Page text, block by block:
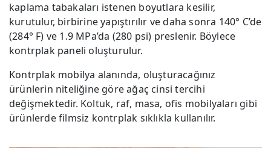
kaplama tabakaları istenen boyutlara kesilir,
kurutulur, birbirine yapıştırılır ve daha sonra 140° C’de
(284° F) ve 1.9 MPa’da (280 psi) preslenir. Böylece
kontrplak paneli oluşturulur.
Kontrplak mobilya alanında, oluşturacağınız
ürünlerin niteliğine göre ağaç cinsi tercihi
değişmektedir. Koltuk, raf, masa, ofis mobilyaları gibi
ürünlerde filmsiz kontrplak sıklıkla kullanılır.